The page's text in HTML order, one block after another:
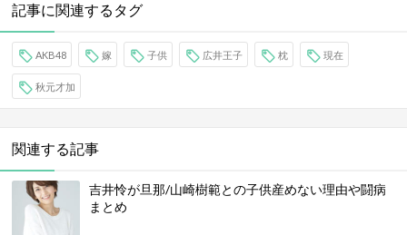
記事に関連するタグ
AKB48 嫁 子供 広井王子 枕 現在
秋元才加
関連する記事
吉井怜が旦那/山崎樹範との子供産めない理由や闘病
まとめ